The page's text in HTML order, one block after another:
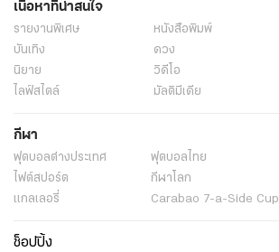
เนื้อหาที่น่าสนใจ
รายงานพิเศษ หนังสือพิมพ์
บันเทิง
ดวง
นิยาย
วิดีโอ
ไลฟ์สไตล์
มัลติมีเดีย
กีฬา
ฟุตบอลต่่างประเทศ ฟุตบอลไทย
ไฟต์สปอร์ต
กีฬาโลก
แกลเลอรี่
Carabao 7-a-Side Cup
ช็อปปิ้ง